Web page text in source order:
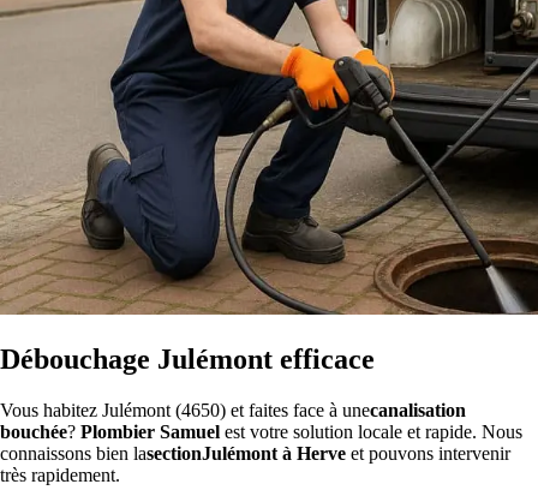
Débouchage Julémont efficace
Vous habitez Julémont (4650) et faites face à unecanalisation
bouchée? Plombier Samuel est votre solution locale et rapide. Nous
connaissons bien lasectionJulémont à Herve et pouvons intervenir
très rapidement.